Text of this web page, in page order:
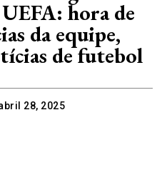
hora de
da equipe,
de futebol
28, 2025